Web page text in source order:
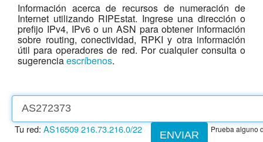
Información acerca de recursos de numeración de
Internet utilizando RIPEstat. Ingrese una dirección o
prefijo IPv4, IPv6 o un ASN para obtener información
sobre routing, conectividad, RPKI y otra información
útil para operadores de red. Por cualquier consulta o
sugerenciaescríbenos.
ENVIAR
Tu red: AS16509216.73.216.0/22 Prueba alguno